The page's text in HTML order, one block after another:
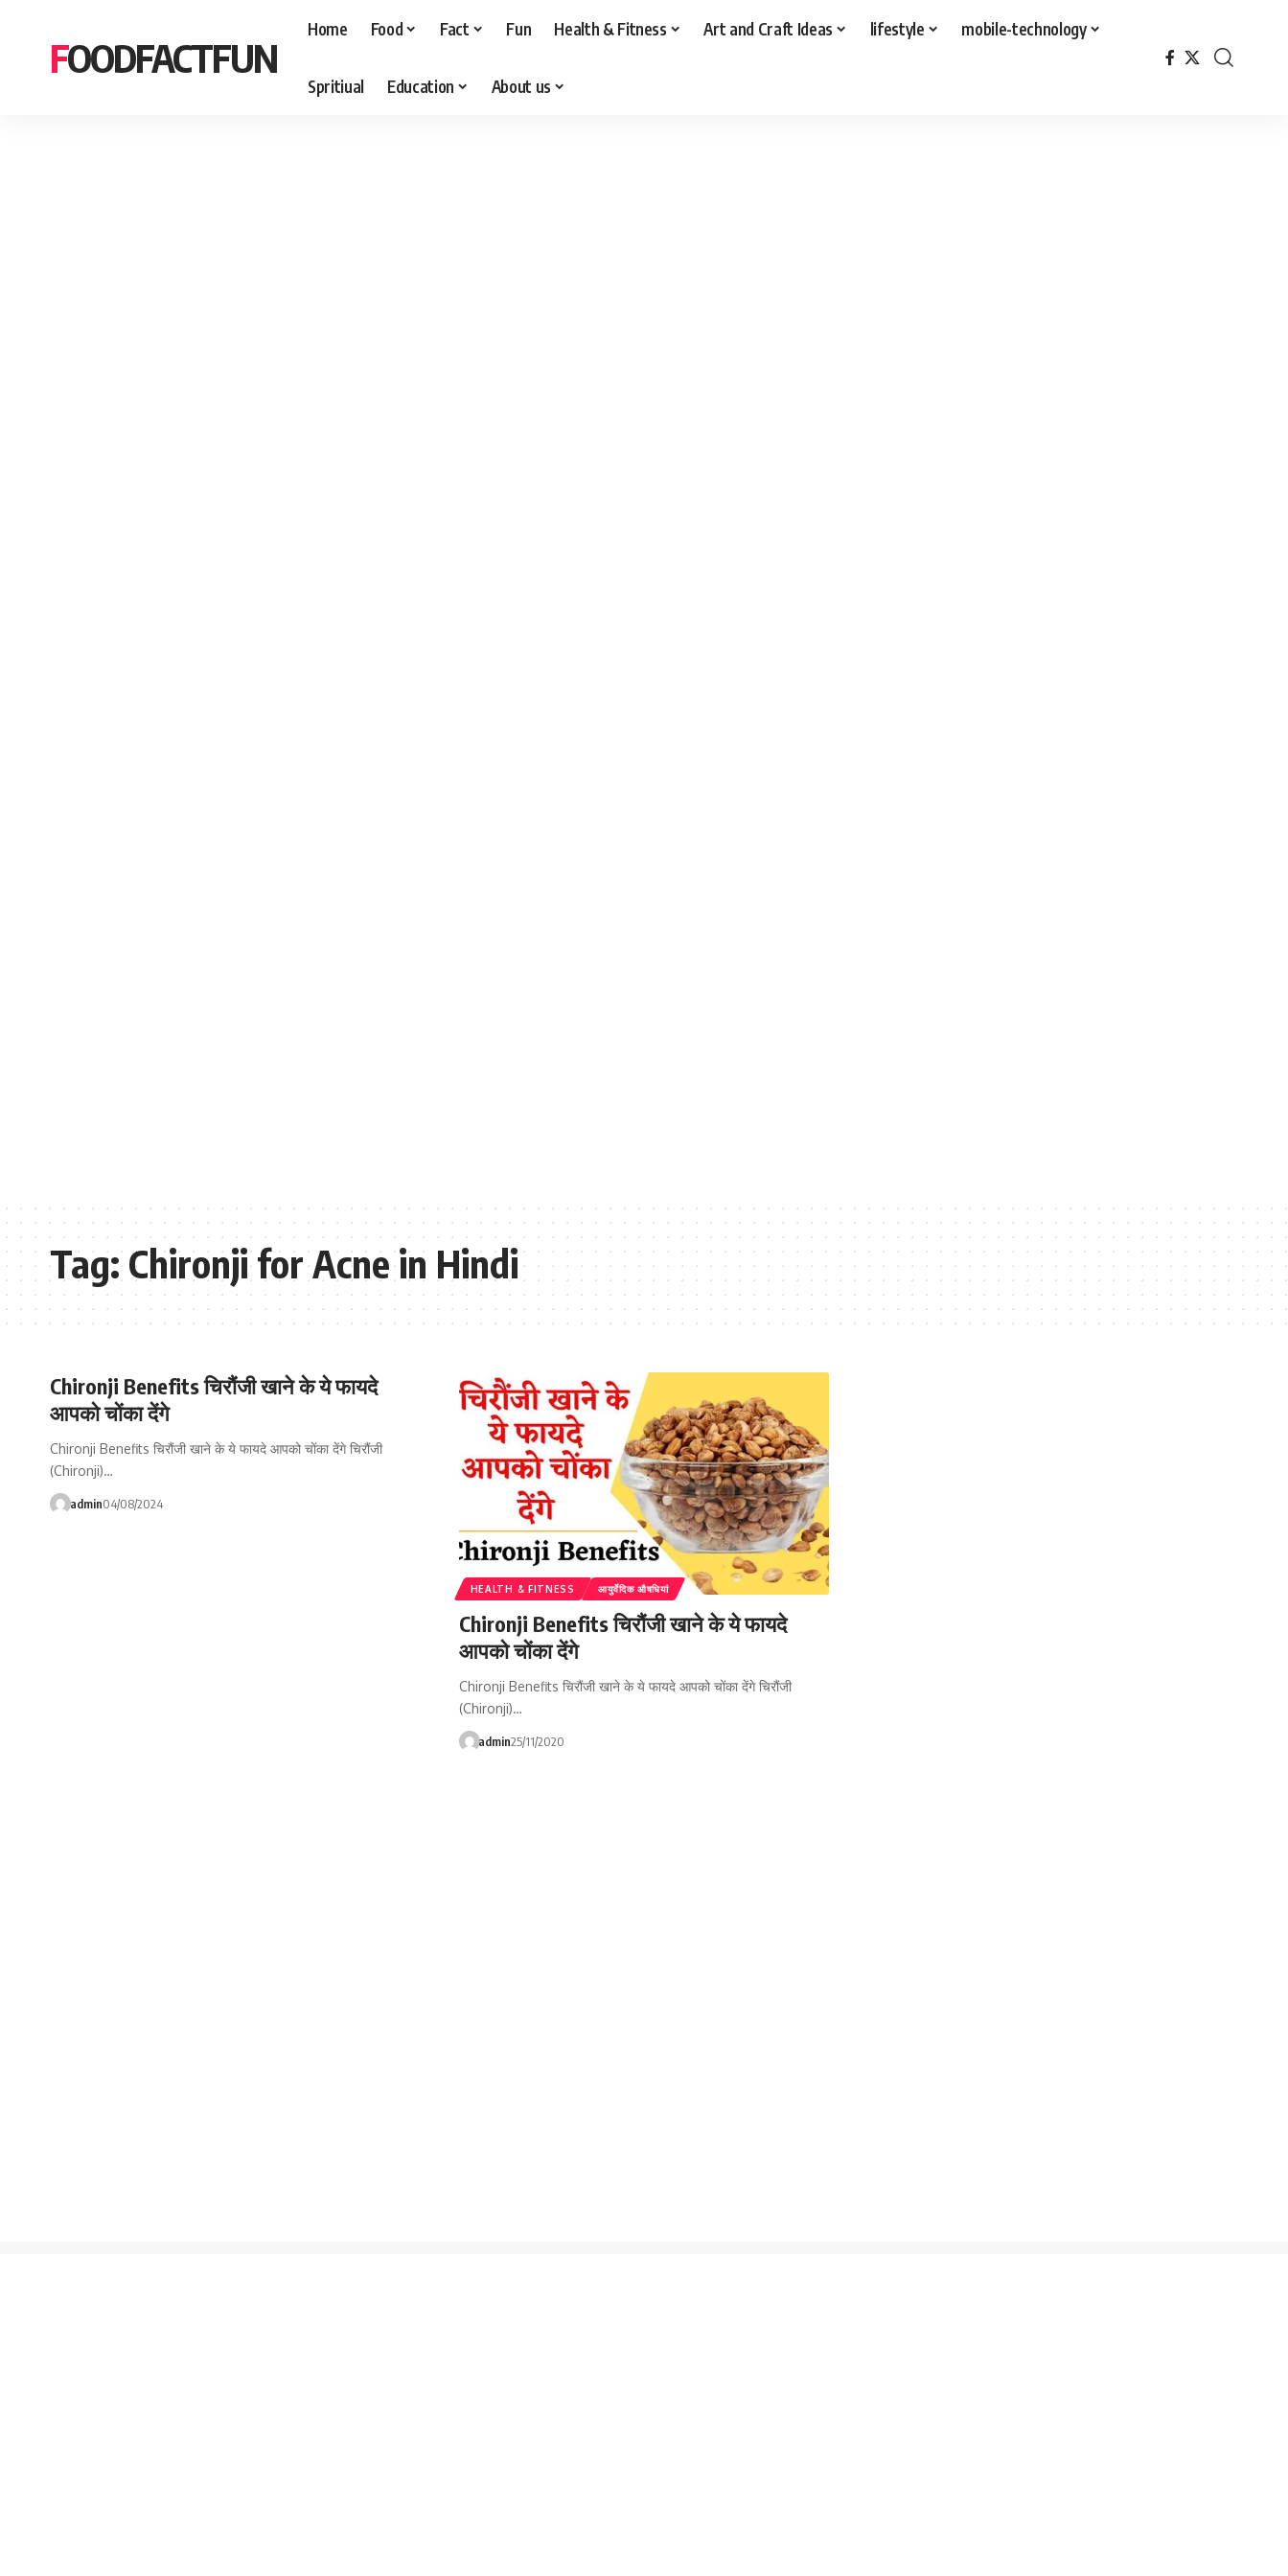
FOODFACTFUN
Home Food Fact Fun Health & Fitness Art and Craft Ideas lifestyle mobile-technology
Spritiual Education About us
Tag:Chironji for Acne in Hindi
Chironji Benefits चिरौंजी खाने के ये फायदे
आपको चोंका देंगे
Chironji Benefits चिरौंजी खाने के ये फायदे आपको चोंका देंगे चिरौंजी
(Chironji)…
admin04/08/2024
HEALTH & FITNESS आयुर्वेदिक औषधियां
Chironji Benefits चिरौंजी खाने के ये फायदे
आपको चोंका देंगे
Chironji Benefits चिरौंजी खाने के ये फायदे आपको चोंका देंगे चिरौंजी
(Chironji)…
admin25/11/2020